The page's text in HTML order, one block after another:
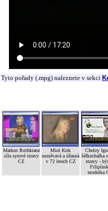
Tyto pořady (.mpg) naleznete v sekci
Markus Rothkranz
síla syrové stravy
CZ
Mini Kirk
usměvavá a úžasná
v 72 letech CZ
Cheloy
šéfkuchařka
stravy -
modelka